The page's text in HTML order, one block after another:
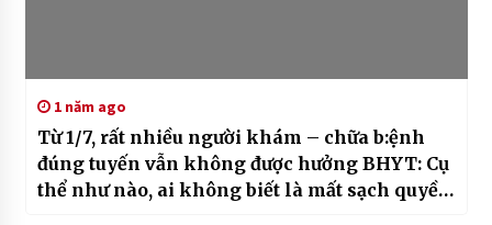
1 năm ago
Từ 1/7, rất nhiều người khám – chữa b:ệnh
đúng tuyến vẫn không được hưởng BHYT: Cụ
thể như nào, ai không biết là mất sạch quyền